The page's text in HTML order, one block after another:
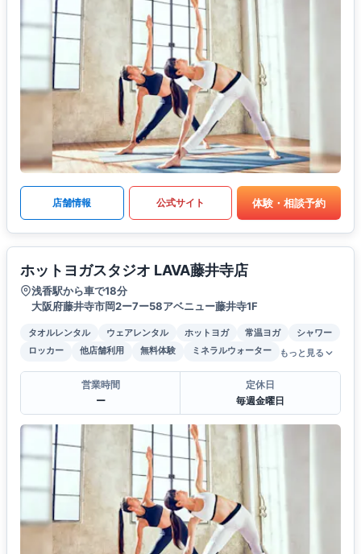
店舗情報 公式サイト 体験・相談予約
ホットヨガスタジオ LAVA藤井寺店
浅香駅から車で18分
大阪府藤井寺市岡2ー7ー58アベニュー藤井寺1F
タオルレンタル ウェアレンタル ホットヨガ 常温ヨガ
シャワー
ロッカー
他店舗利用 無料体験 ミネラルウォーター もっと見る
営業時間
ー
定休日
毎週金曜日